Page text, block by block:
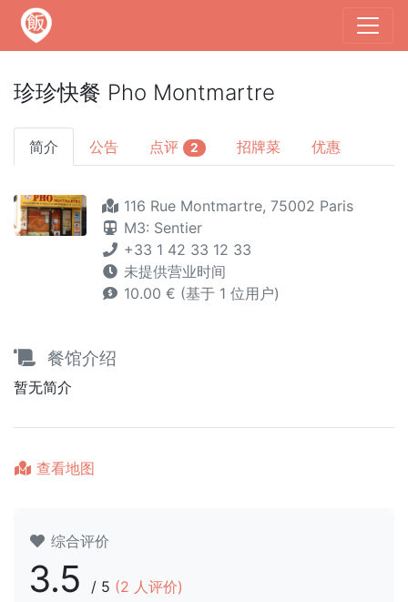
珍珍快餐 Pho Montmartre
简介 公告 点评 2 招牌菜 优惠
116 Rue Montmartre, 75002 Paris
M3: Sentier
+33 1 42 33 12 33
未提供营业时间
10.00 € (基于 1 位用户)
餐馆介绍
暂无简介
查看地图
综合评价
3.5 / 5 (2 人评价)